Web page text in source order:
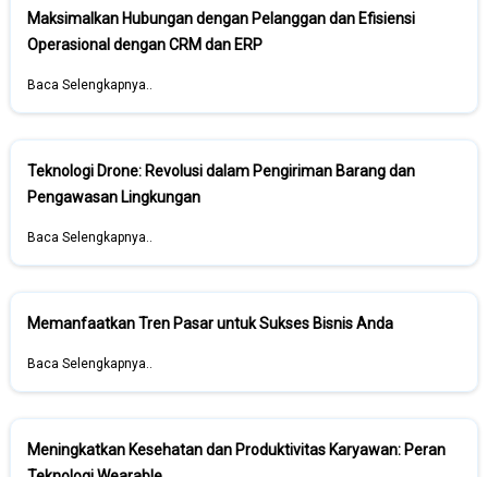
Maksimalkan Hubungan dengan Pelanggan dan Efisiensi
Operasional dengan CRM dan ERP
Baca Selengkapnya..
Teknologi Drone: Revolusi dalam Pengiriman Barang dan
Pengawasan Lingkungan
Baca Selengkapnya..
Memanfaatkan Tren Pasar untuk Sukses Bisnis Anda
Baca Selengkapnya..
Meningkatkan Kesehatan dan Produktivitas Karyawan: Peran